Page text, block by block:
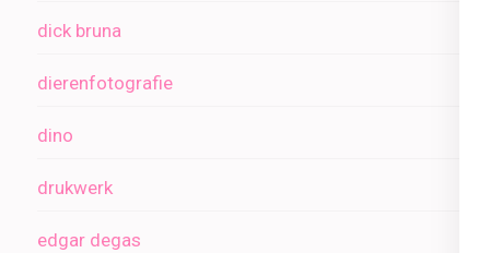
dick bruna
dierenfotografie
dino
drukwerk
edgar degas